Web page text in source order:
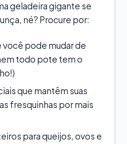
geladeira gigante se
né? Procure por:
você pode mudar de
todo pote tem o
que mantêm suas
fresquinhas por mais
para queijos, ovos e